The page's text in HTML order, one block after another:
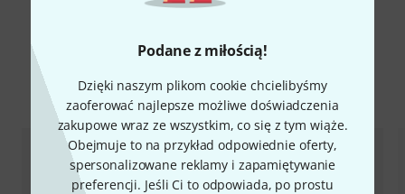
Podane z miłością!
Dzięki naszym plikom cookie chcielibyśmy
zaoferować najlepsze możliwe doświadczenia
zakupowe wraz ze wszystkim, co się z tym wiąże.
Obejmuje to na przykład odpowiednie oferty,
spersonalizowane reklamy i zapamiętywanie
preferencji. Jeśli Ci to odpowiada, po prostu
Porównaj opcje